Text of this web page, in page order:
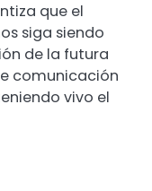
que el
siga siendo
de la futura
comunicación
vivo el